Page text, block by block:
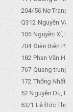
204/56 Nơ Trang
Q312 Nguyền
105 Nguyền Xí,
704 Điện Biên
182 Phan Văn
767 Quang trung,
172 Thống Nhất.
52 Nguyễn Du,
63/1 Lê Đức Thọ,